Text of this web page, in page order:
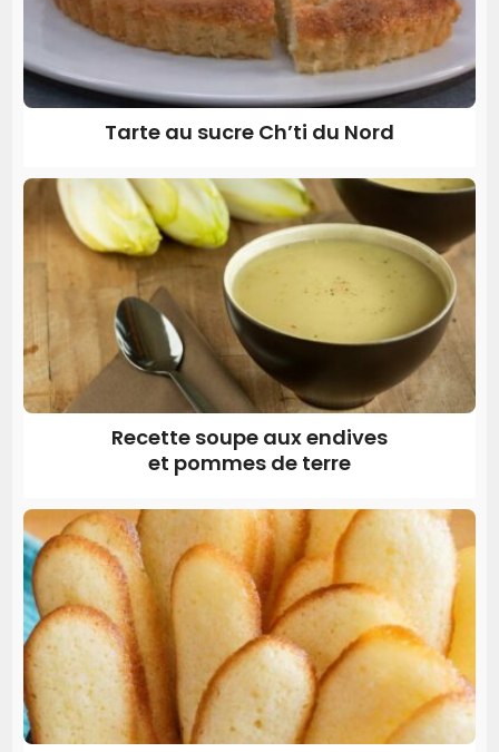
Tarte au sucre Ch’ti du Nord
Recette soupe aux endives
et pommes de terre